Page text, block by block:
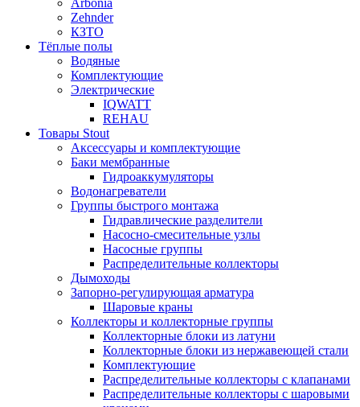
Arbonia
Zehnder
КЗТО
Тёплые полы
Водяные
Комплектующие
Электрические
IQWATT
REHAU
Товары Stout
Аксессуары и комплектующие
Баки мембранные
Гидроаккумуляторы
Водонагреватели
Группы быстрого монтажа
Гидравлические разделители
Насосно-смесительные узлы
Насосные группы
Распределительные коллекторы
Дымоходы
Запорно-регулирующая арматура
Шаровые краны
Коллекторы и коллекторные группы
Коллекторные блоки из латуни
Коллекторные блоки из нержавеющей стали
Комплектующие
Распределительные коллекторы с клапанами
Распределительные коллекторы с шаровыми